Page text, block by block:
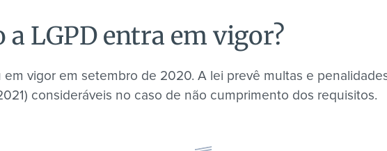
a LGPD entra em vigor?
em vigor em setembro de 2020. A lei prevê multas e
consideráveis no caso de não cumprimento dos requisitos.